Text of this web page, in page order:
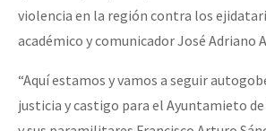
violencia en la región contra los
académico y comunicador José Adriano
“Aquí estamos y vamos a seguir
justicia y castigo para el Ayuntamieto